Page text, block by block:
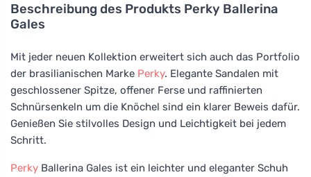
Beschreibung des Produkts Perky Ballerina
Gales
Mit jeder neuen Kollektion erweitert sich auch das Portfolio
der brasilianischen Marke Perky. Elegante Sandalen mit
geschlossener Spitze, offener Ferse und raffinierten
Schnürsenkeln um die Knöchel sind ein klarer Beweis dafür.
Genießen Sie stilvolles Design und Leichtigkeit bei jedem
Schritt.
Perky Ballerina Gales ist ein leichter und eleganter Schuh